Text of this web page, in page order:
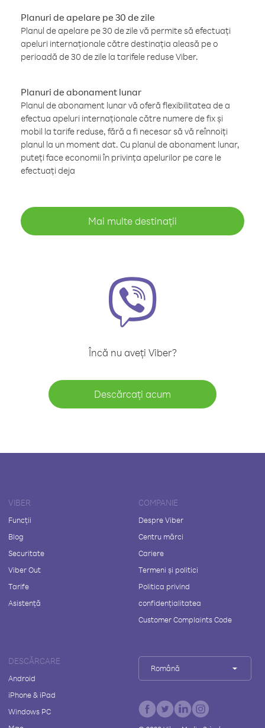
Planuri de apelare pe 30 de zile
Planul de apelare pe 30 de zile vă permite să efectuați
apeluri internaționale către destinația aleasă pe o
perioadă de 30 de zile la tarifele reduse Viber.
Planuri de abonament lunar
Planul de abonament lunar vă oferă flexibilitatea de a
efectua apeluri internaționale către numere de fix și
mobil la tarife reduse, fără a fi necesar să vă reînnoiți
planul la un moment dat. Cu planul de abonament lunar,
puteți face economii în privința apelurilor pe care le
efectuați deja
Mai multe destinații
Încă nu aveți Viber?
Descărcați acum
VIBER
Funcții
Blog
Securitate
Viber Out
Tarife
Asistență
COMPANIE
Despre Viber
Centru mărci
Cariere
Termeni și politici
Politica privind
confidențialitatea
Customer Complaints Code
DESCĂRCARE
Android
iPhone & iPad
Windows PC
Română